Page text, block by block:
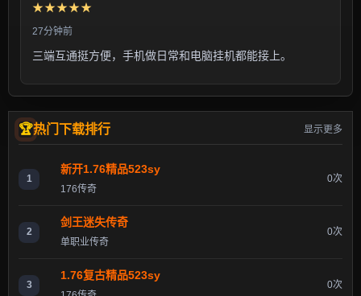
★★★★★
27分钟前
三端互通挺方便，手机做日常和电脑挂机都能接上。
热门下载排行 显示更多
1
新开1.76精品523sy
176传奇
0次
2
剑王迷失传奇
单职业传奇
0次
3
1.76复古精品523sy
0次